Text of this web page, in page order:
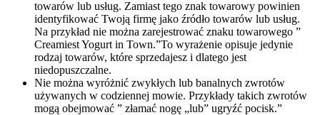
towarów lub usług. Zamiast tego znak towarowy powinien
identyfikować Twoją firmę jako źródło towarów lub usług.
Na przykład nie można zarejestrować znaku towarowego ”
Creamiest Yogurt in Town.”To wyrażenie opisuje jedynie
rodzaj towarów, które sprzedajesz i dlatego jest
niedopuszczalne.
Nie można wyróżnić zwykłych lub banalnych zwrotów
używanych w codziennej mowie. Przykłady takich zwrotów
mogą obejmować ” złamać nogę „lub” ugryźć pocisk.”